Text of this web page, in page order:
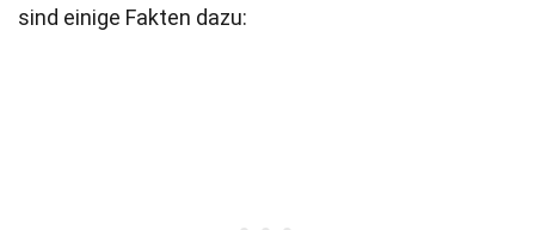
sind einige Fakten dazu: